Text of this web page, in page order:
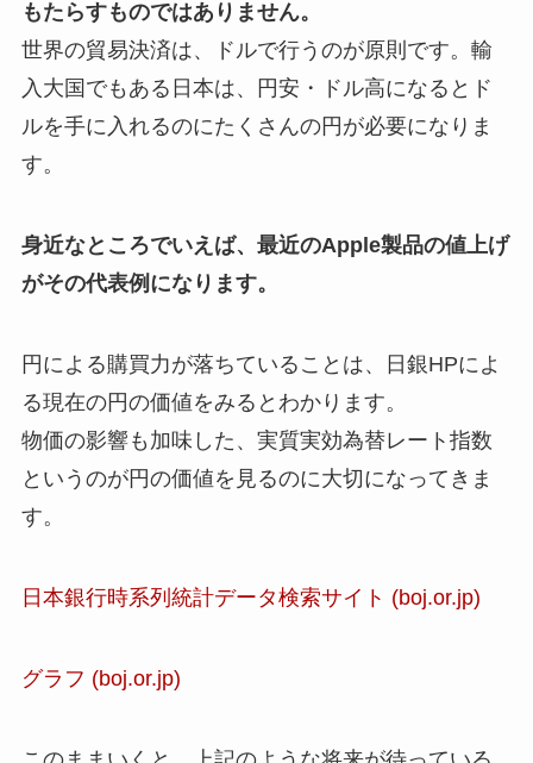
もたらすものではありません。
世界の貿易決済は、ドルで行うのが原則です。輸
入大国でもある日本は、円安・ドル高になるとド
ルを手に入れるのにたくさんの円が必要になりま
す。
身近なところでいえば、最近のApple製品の値上げ
がその代表例になります。
円による購買力が落ちていることは、日銀HPによ
る現在の円の価値をみるとわかります。
物価の影響も加味した、実質実効為替レート指数
というのが円の価値を見るのに大切になってきま
す。
日本銀行時系列統計データ検索サイト (boj.or.jp)
グラフ (boj.or.jp)